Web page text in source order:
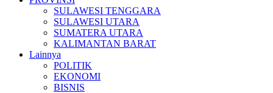
SULAWESI TENGGARA
SULAWESI UTARA
SUMATERA UTARA
KALIMANTAN BARAT
Lainnya
POLITIK
EKONOMI
BISNIS